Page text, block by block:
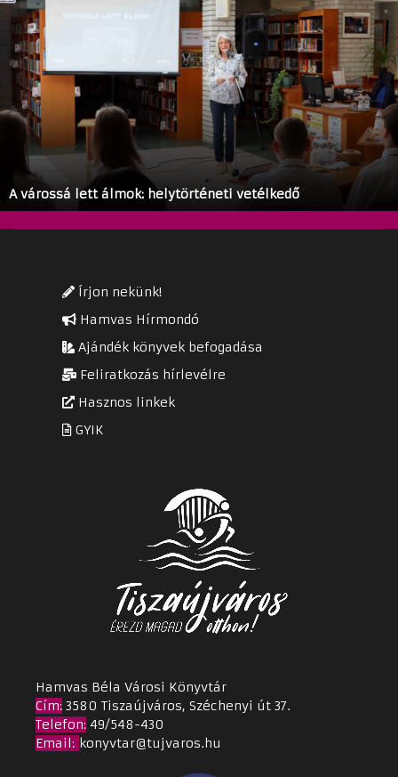
A várossá lett álmok: helytörténeti vetélkedő
Írjon nekünk!
Hamvas Hírmondó
Ajándék könyvek befogadása
Feliratkozás hírlevélre
Hasznos linkek
GYIK
Hamvas Béla Városi Könyvtár
Cím: 3580 Tiszaújváros, Széchenyi út 37.
Telefon: 49/548-430
Email: konyvtar@tujvaros.hu